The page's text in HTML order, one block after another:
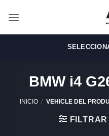
BMW i4
INICIO / VEHICLE DEL